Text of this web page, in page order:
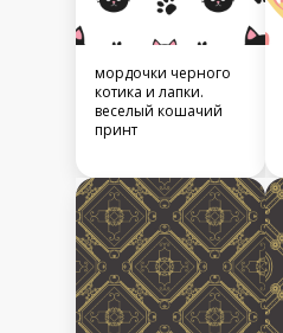
мордочки черного
котика и лапки.
веселый кошачий
принт